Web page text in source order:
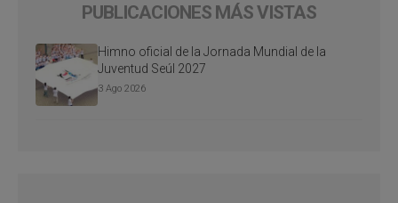
PUBLICACIONES MÁS VISTAS
Himno oficial de la Jornada Mundial de la
Juventud Seúl 2027
3 Ago 2026